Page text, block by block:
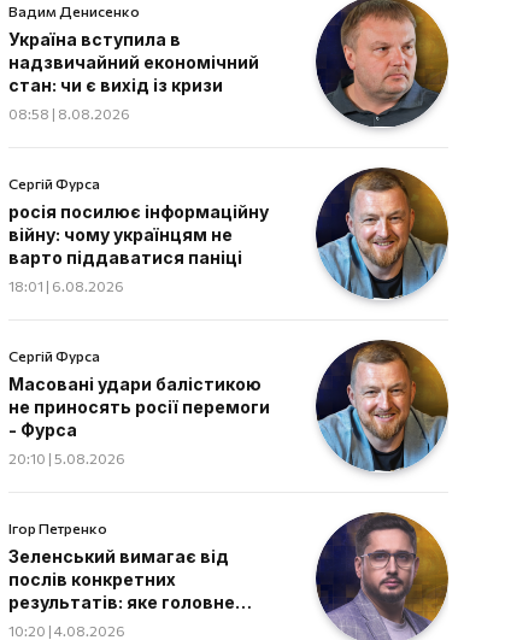
Вадим Денисенко
Україна вступила в
надзвичайний економічний
стан: чи є вихід із кризи
08:58 | 8.08.2026
Сергій Фурса
росія посилює інформаційну
війну: чому українцям не
варто піддаватися паніці
18:01 | 6.08.2026
Сергій Фурса
Масовані удари балістикою
не приносять росії перемоги
- Фурса
20:10 | 5.08.2026
Ігор Петренко
Зеленський вимагає від
послів конкретних
результатів: яке головне
завдання дипломатів
10:20 | 4.08.2026